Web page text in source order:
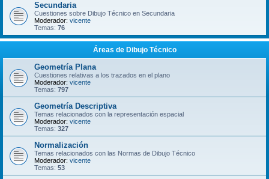
Secundaria
Cuestiones sobre Dibujo Técnico en Secundaria
Moderador: vicente
Temas: 76
Áreas de Dibujo Técnico
Geometría Plana
Cuestiones relativas a los trazados en el plano
Moderador: vicente
Temas: 797
Geometría Descriptiva
Temas relacionados con la representación espacial
Moderador: vicente
Temas: 327
Normalización
Temas relacionados con las Normas de Dibujo Técnico
Moderador: vicente
Temas: 53